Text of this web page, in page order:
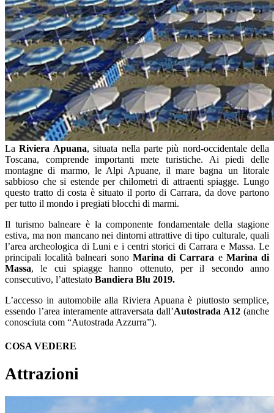
LaRiviera Apuana, situata nella parte più nord-occidentale della
Toscana, comprende importanti mete turistiche. Ai piedi delle
montagne di marmo, le Alpi Apuane, il mare bagna un litorale
sabbioso che si estende per chilometri di attraenti spiagge. Lungo
questo tratto di costa è situato il porto di Carrara, da dove partono
per tutto il mondo i pregiati blocchi di marmi.
Il turismo balneare è la componente fondamentale della stagione
estiva, ma non mancano nei dintorni attrattive di tipo culturale, quali
l’area archeologica di Luni e i centri storici di Carrara e Massa. Le
principali località balneari sonoMarina di Carrara e Marina di
Massa, le cui spiagge hanno ottenuto, per il secondo anno
consecutivo, l’attestato Bandiera Blu 2019.
L’accesso in automobile alla Riviera Apuana è piuttosto semplice,
essendo l’area interamente attraversata dall’Autostrada A12 (anche
conosciuta com “Autostrada Azzurra”).
COSA VEDERE
Attrazioni